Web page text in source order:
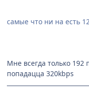
самые что ни на есть
Мне всегда только 192
попадацца 320kbps